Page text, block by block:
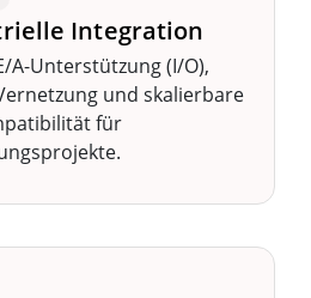
Integration
A-Unterstützung (I/O),
und skalierbare
für